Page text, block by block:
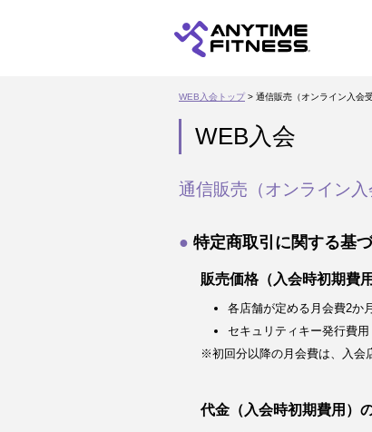
WEB入会トップ> 通信販売（オンライン入会
WEB入会
通信販売（オンライン
特定商取引に関する基
販売価格（入会時初期費用
各店舗が定める月会費2か
セキュリティキー発行費用
※初回分以降の月会費は、入会
代金（入会時初期費用）